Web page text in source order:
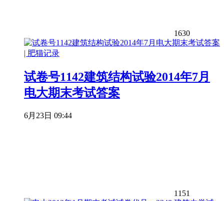
1630
试卷号1142建筑结构试验2014年7月
电大期末考试答案
6月23日 09:44
1151